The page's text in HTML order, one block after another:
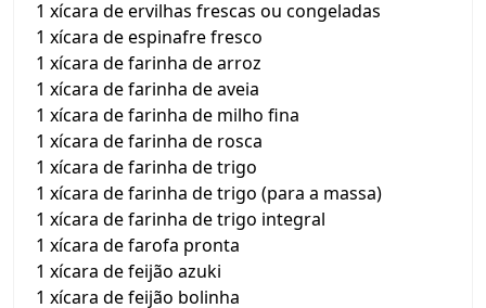
1 xícara de ervilhas frescas ou congeladas
1 xícara de espinafre fresco
1 xícara de farinha de arroz
1 xícara de farinha de aveia
1 xícara de farinha de milho fina
1 xícara de farinha de rosca
1 xícara de farinha de trigo
1 xícara de farinha de trigo (para a massa)
1 xícara de farinha de trigo integral
1 xícara de farofa pronta
1 xícara de feijão azuki
1 xícara de feijão bolinha